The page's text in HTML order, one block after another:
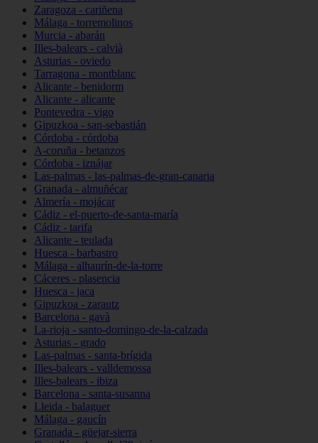
Zaragoza - cariñena
Málaga - torremolinos
Murcia - abarán
Illes-balears - calvià
Asturias - oviedo
Tarragona - montblanc
Alicante - benidorm
Alicante - alicante
Pontevedra - vigo
Gipuzkoa - san-sebastián
Córdoba - córdoba
A-coruña - betanzos
Córdoba - iznájar
Las-palmas - las-palmas-de-gran-canaria
Granada - almuñécar
Almería - mojácar
Cádiz - el-puerto-de-santa-maría
Cádiz - tarifa
Alicante - teulada
Huesca - barbastro
Málaga - alhaurín-de-la-torre
Cáceres - plasencia
Huesca - jaca
Gipuzkoa - zarautz
Barcelona - gavà
La-rioja - santo-domingo-de-la-calzada
Asturias - grado
Las-palmas - santa-brígida
Illes-balears - valldemossa
Illes-balears - ibiza
Barcelona - santa-susanna
Lleida - balaguer
Málaga - gaucín
Granada - güejar-sierra